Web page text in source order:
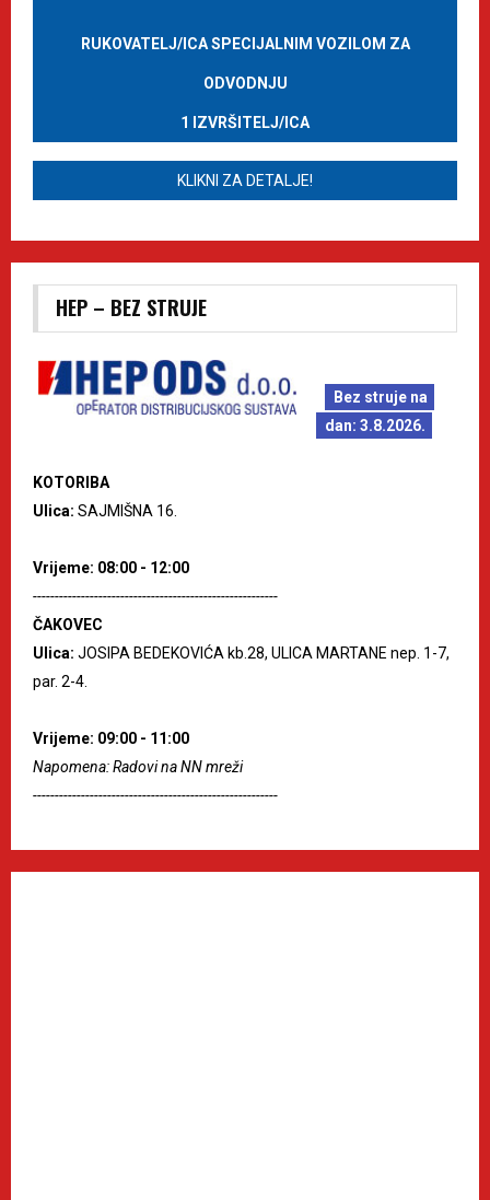
RUKOVATELJ/ICA SPECIJALNIM VOZILOM ZA
ODVODNJU
1 IZVRŠITELJ/ICA
KLIKNI ZA DETALJE!
HEP – BEZ STRUJE
Bez struje na
dan: 3.8.2026.
KOTORIBA
Ulica: SAJMIŠNA 16.
Vrijeme: 08:00 - 12:00
--------------------------------------------------------
ČAKOVEC
Ulica: JOSIPA BEDEKOVIĆA kb.28, ULICA MARTANE nep. 1-7,
par. 2-4.
Vrijeme: 09:00 - 11:00
Napomena: Radovi na NN mreži
--------------------------------------------------------